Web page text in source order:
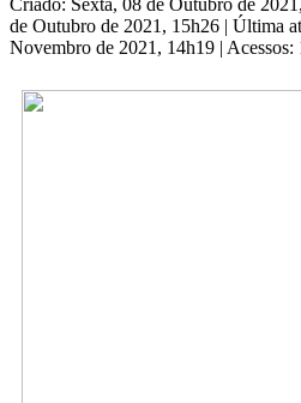
Criado: Sexta, 08 de Outubro de
de Outubro de 2021, 15h26 | Última
Novembro de 2021, 14h19 | Acessos: